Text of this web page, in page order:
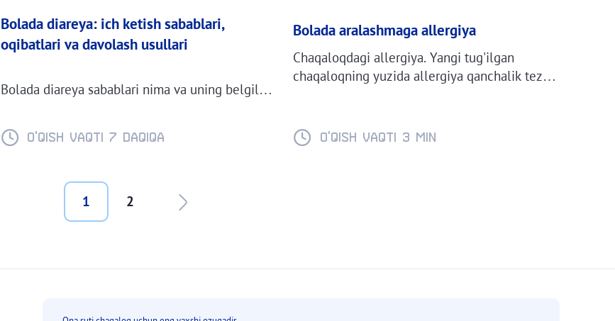
Bolada diareya: ich ketish sabablari,
oqibatlari va davolash usullari
Bolada diareya sabablari nima va uning belgilari
vositalardan foydalanish mumkin, ularga nima
yeyish va ichish mumkin. Qaysi holatlarda
diareyaga qarshi qanday dori vositalarini
bermaslik kerak?
O'QISH VAQTI 7 daqiqa
Bolada aralashmaga allergiya
Сhaqaloqdagi allergiya. Yangi tug'ilgan
chaqaloqning yuzida allergiya qanchalik tez
ovqatlanish iste'moliga bog'liq. Diatez
alomatlari.
O'QISH VAQTI 3 min
1 2 Last page